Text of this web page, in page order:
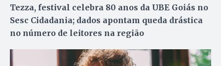
Tezza, festival celebra 80 anos da UBE Goiás no
Sesc Cidadania; dados apontam queda drástica
no número de leitores na região